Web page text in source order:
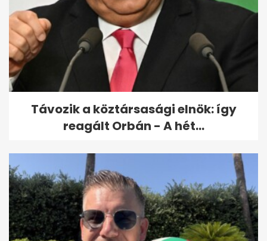
Távozik a köztársasági elnök: így
reagált Orbán - A hét...